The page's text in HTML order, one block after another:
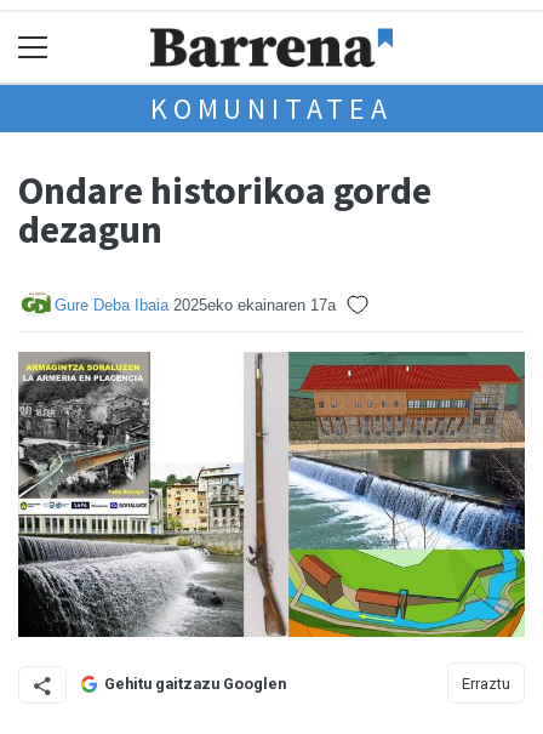
KOMUNITATEA
Ondare historikoa gorde
dezagun
Gure Deba Ibaia 2025eko ekainaren 17a
Gehitu gaitzazu Googlen Erraztu